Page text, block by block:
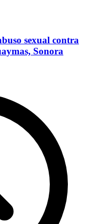
sexual contra
Sonora